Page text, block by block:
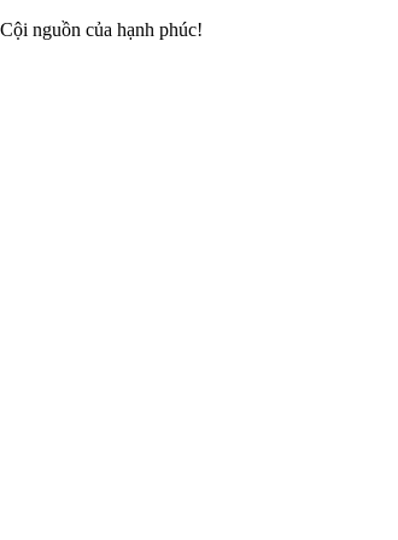
nguồn của hạnh phúc!